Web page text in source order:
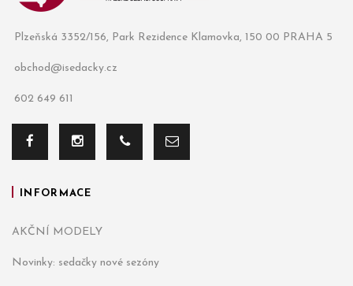
Plzeňská 3352/156, Park Rezidence Klamovka, 150 00 PRAHA 5
obchod@isedacky.cz
602 649 611
INFORMACE
AKČNÍ MODELY
Novinky: sedačky nové sezóny